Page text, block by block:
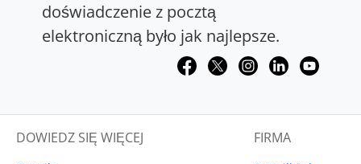
doświadczenie z pocztą
elektroniczną było jak najlepsze.
DOWIEDZ SIĘ WIĘCEJ FIRMA